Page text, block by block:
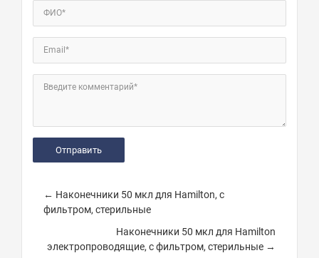
ФИО*
Email*
Введите комментарий*
← Наконечники 50 мкл для Hamilton, с
фильтром, стерильные
Наконечники 50 мкл для Hamilton
электропроводящие, с фильтром, стерильные →